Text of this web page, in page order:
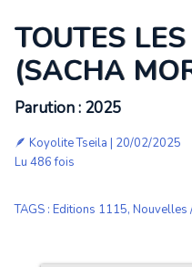
TOUTES
(SACHA
Parution : 2025
🪶 Koyolite Tseila | 20/02/2025
Lu 486 fois
TAGS : Editions 1115, Nouvelles